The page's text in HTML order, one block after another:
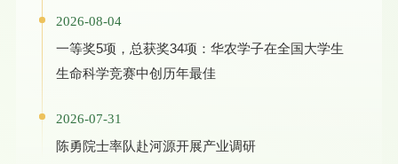
2026-08-04
一等奖5项，总获奖34项：华农学子在全国大学生
生命科学竞赛中创历年最佳
2026-07-31
陈勇院士率队赴河源开展产业调研